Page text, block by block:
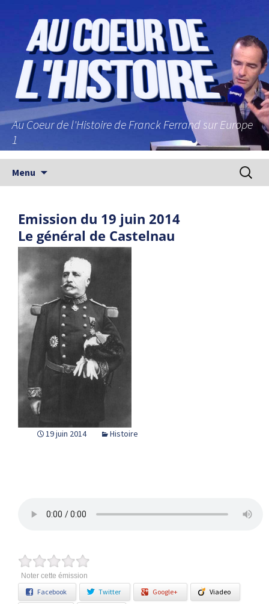
Au Coeur de l'Histoire de Franck Ferrand sur Europe
1
Menu
Emission du 19 juin 2014
Le général de Castelnau
19 juin 2014 Histoire
Noter cette émission
Facebook Twitter Google+ Viadeo